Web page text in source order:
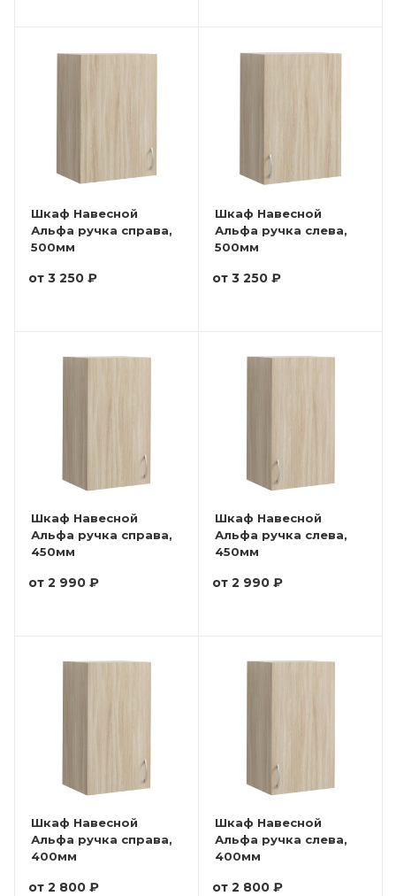
Шкаф Навесной
Альфа ручка справа,
500мм
от 3 250 ₽
Шкаф Навесной
Альфа ручка слева,
500мм
от 3 250 ₽
Шкаф Навесной
Альфа ручка справа,
450мм
от 2 990 ₽
Шкаф Навесной
Альфа ручка слева,
450мм
от 2 990 ₽
Шкаф Навесной
Альфа ручка справа,
400мм
от 2 800 ₽
Шкаф Навесной
Альфа ручка слева,
400мм
от 2 800 ₽